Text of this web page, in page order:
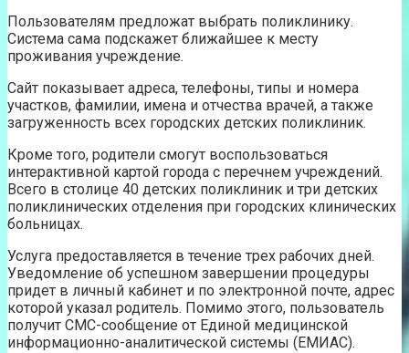
Пользователям предложат выбрать поликлинику.
Система сама подскажет ближайшее к месту
проживания учреждение.
Сайт показывает адреса, телефоны, типы и номера
участков, фамилии, имена и отчества врачей, а также
загруженность всех городских детских поликлиник.
Кроме того, родители смогут воспользоваться
интерактивной картой города с перечнем учреждений.
Всего в столице 40 детских поликлиник и три детских
поликлинических отделения при городских клинических
больницах.
Услуга предоставляется в течение трех рабочих дней.
Уведомление об успешном завершении процедуры
придет в личный кабинет и по электронной почте, адрес
которой указал родитель. Помимо этого, пользователь
получит СМС-сообщение от Единой медицинской
информационно-аналитической системы (ЕМИАС).